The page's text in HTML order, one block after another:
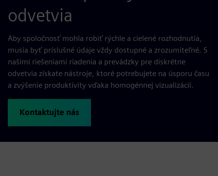
odvetvia
Aby spoločnosť mohla robiť rýchle a cielené rozhodnutia,
musia byť príslušné údaje vždy dostupné a zrozumiteľné. S
našimi riešeniami riadenia a prevádzky pre diskrétne
odvetvia získate nástroje, ktoré potrebujete na úsporu času
a zvýšenie produktivity vďaka homogénnej vizualizácii.
Kontaktujte nás